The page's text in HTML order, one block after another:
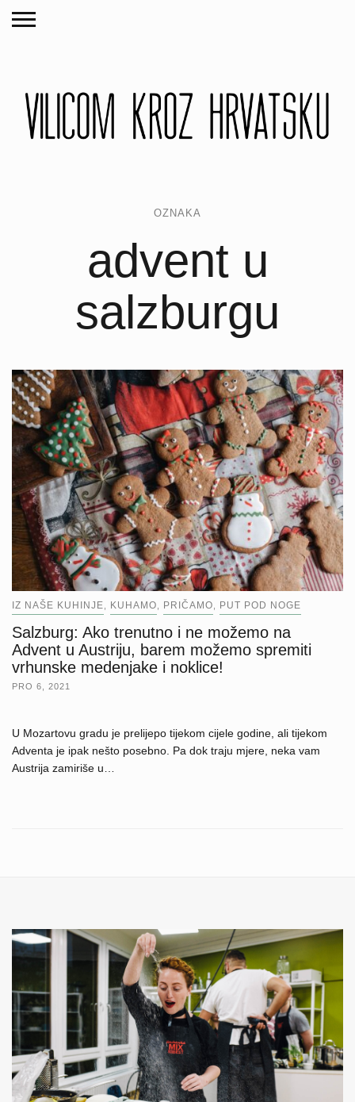
OZNAKA
advent u
salzburgu
IZ NAŠE KUHINJE KUHAMO PRIČAMO PUT POD NOGE
Salzburg: Ako trenutno i ne možemo na
Advent u Austriju, barem možemo spremiti
vrhunske medenjake i noklice!
PRO 6, 2021
U Mozartovu gradu je prelijepo tijekom cijele godine, ali tijekom
Adventa je ipak nešto posebno. Pa dok traju mjere, neka vam
Austrija zamiriše u…